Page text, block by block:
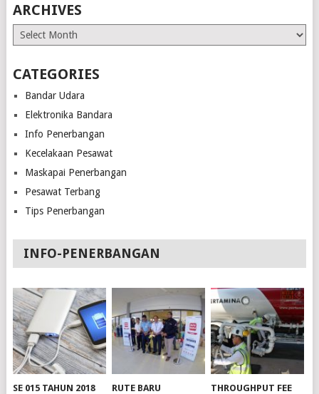
ARCHIVES
Archives
CATEGORIES
Bandar Udara
Elektronika Bandara
Info Penerbangan
Kecelakaan Pesawat
Maskapai Penerbangan
Pesawat Terbang
Tips Penerbangan
INFO-PENERBANGAN
SE 015 TAHUN 2018 RUTE BARU THROUGHPUT FEE